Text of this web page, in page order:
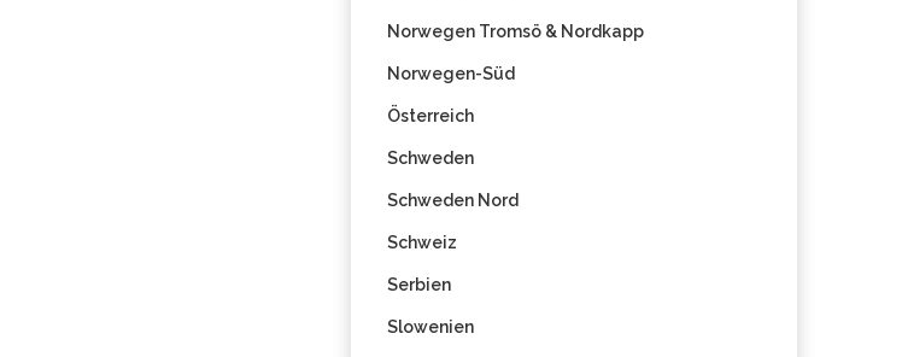
Norwegen Tromsö & Nordkapp
Norwegen-Süd
Österreich
Schweden
Schweden Nord
Schweiz
Serbien
Slowenien